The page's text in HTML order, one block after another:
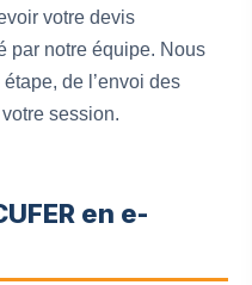
votre devis
par notre équipe. Nous
de l’envoi des
session.
en e-